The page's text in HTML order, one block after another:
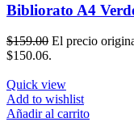
Bibliorato A4
$159.00 El precio
$150.06.
Quick view
Add to wishlist
Añadir al carrito